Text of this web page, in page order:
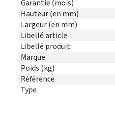
Garantie (mois)
Hauteur (en mm)
Largeur (en mm)
Libellé article
Libellé produit
Marque
Poids (kg)
Référence
Type